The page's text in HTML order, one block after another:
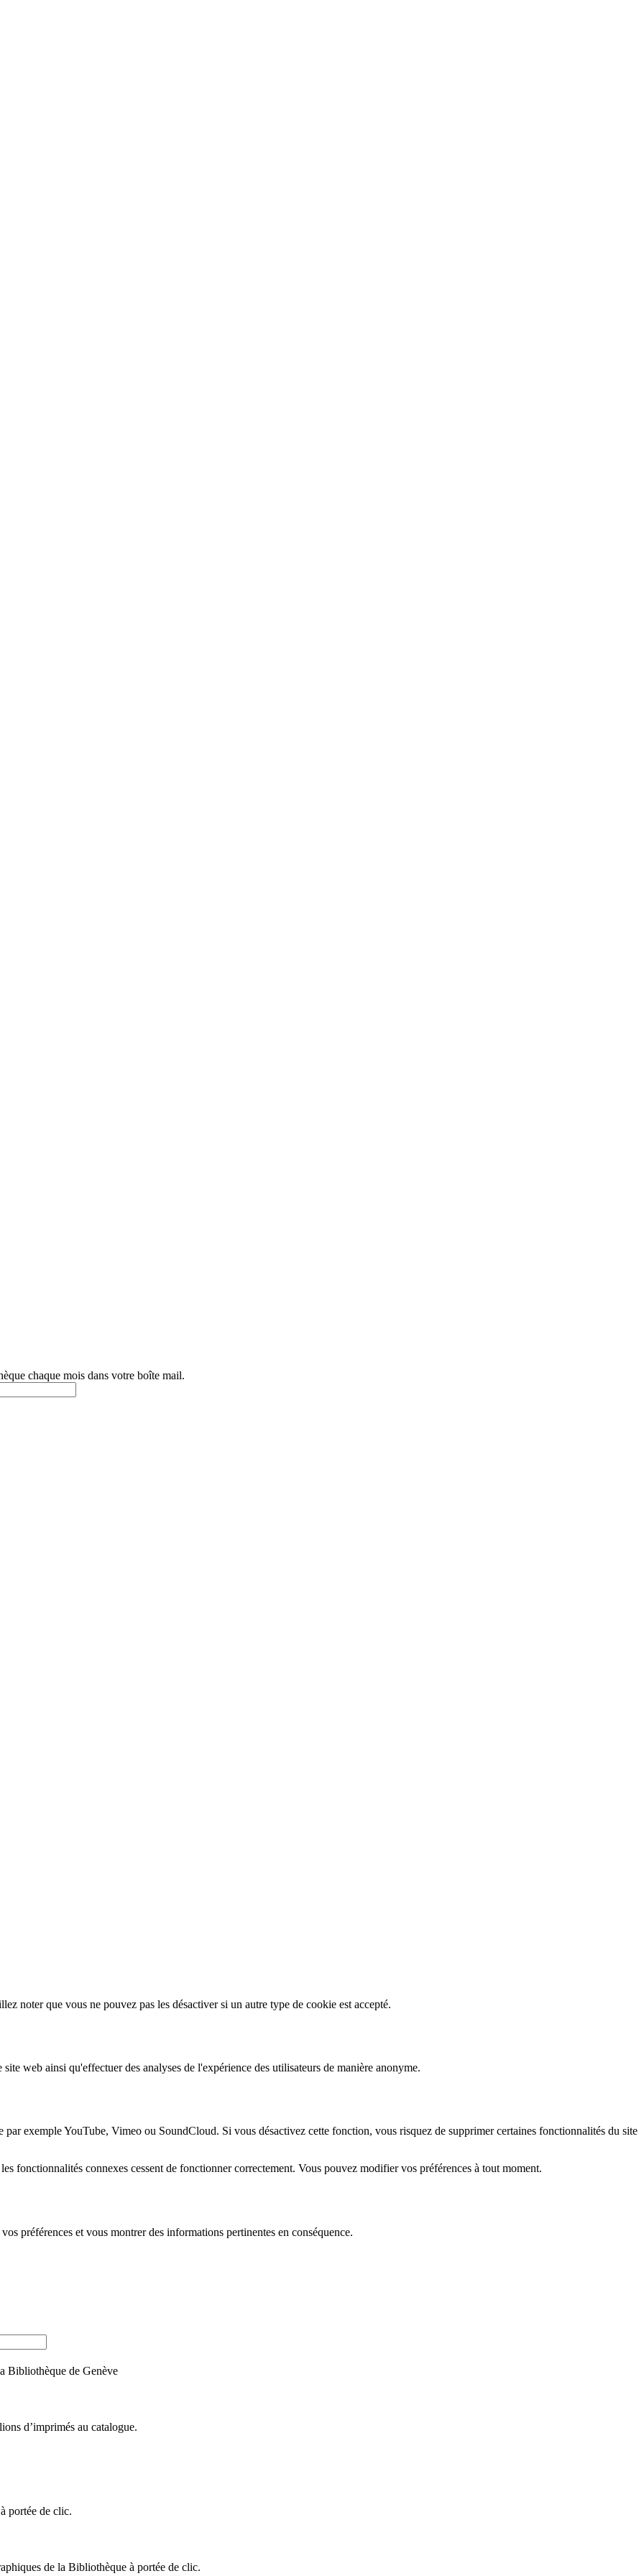
chaque mois dans votre boîte mail.
noter que vous ne pouvez pas les désactiver si un autre type de cookie est accepté.
web ainsi qu'effectuer des analyses de l'expérience des utilisateurs de manière anonyme.
exemple YouTube, Vimeo ou SoundCloud. Si vous désactivez cette fonction, vous risquez de supprimer certaines fonctionnalités du site
fonctionnalités connexes cessent de fonctionner correctement. Vous pouvez modifier vos préférences à tout moment.
préférences et vous montrer des informations pertinentes en conséquence.
Bibliothèque de Genève
d’imprimés au catalogue.
portée de clic.
de la Bibliothèque à portée de clic.